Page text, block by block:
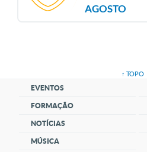
AGOSTO
↑ TOPO
EVENTOS
FORMAÇÃO
NOTÍCIAS
MÚSICA